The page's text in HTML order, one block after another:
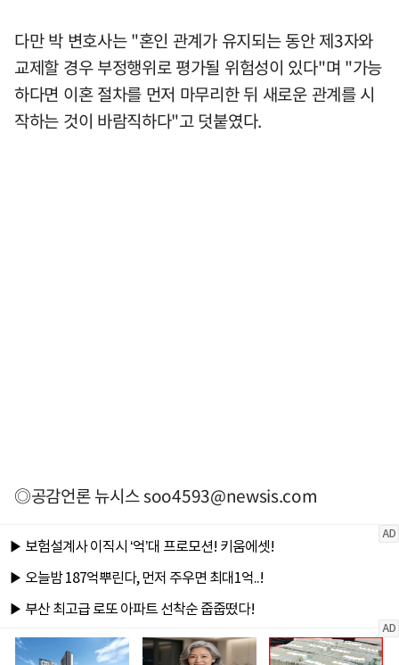
다만 박 변호사는 "혼인 관계가 유지되는 동안 제3자와
교제할 경우 부정행위로 평가될 위험성이 있다"며 "가능
하다면 이혼 절차를 먼저 마무리한 뒤 새로운 관계를 시
작하는 것이 바람직하다"고 덧붙였다.
◎공감언론 뉴시스soo4593@newsis.com